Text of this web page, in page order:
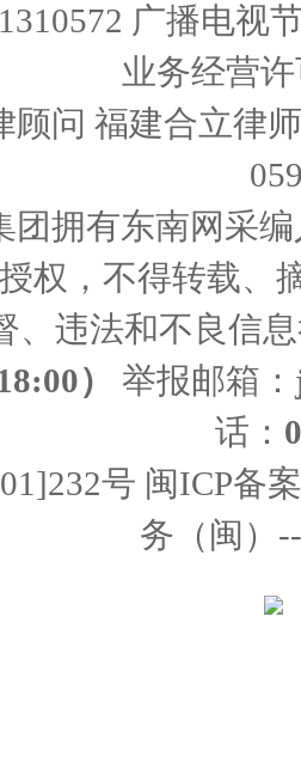
广播电视
业务经营
顾问 福建合立律
团拥有东南网采
授权，不得转载、
、违法和不良信
）
举报邮箱：
话：
号 闽ICP备
务（闽）